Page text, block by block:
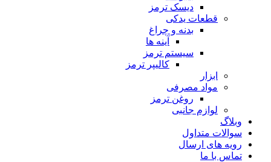
دیسک ترمز
قطعات یدکی
بدنه و چراغ
آینه ها
سیستم ترمز
کالیپر ترمز
ابزار
مواد مصرفی
روغن ترمز
لوازم جانبی
وبلاگ
سوالات متداول
رویه های ارسال
تماس با ما